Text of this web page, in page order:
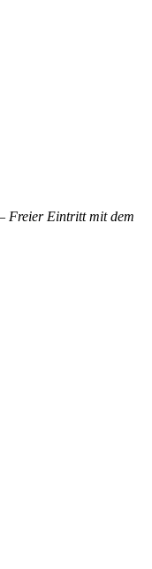
Freier Eintritt mit dem